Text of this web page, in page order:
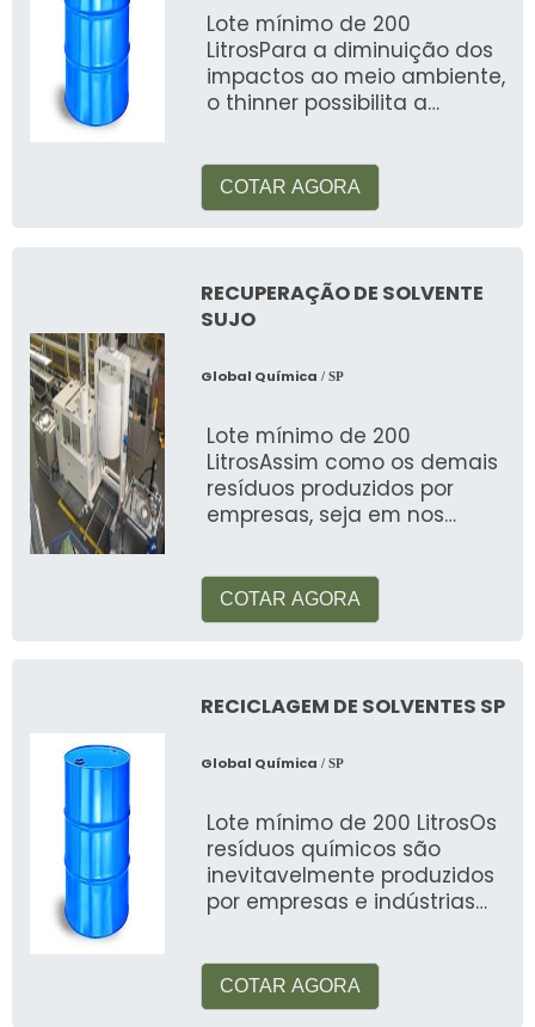
Lote mínimo de 200
LitrosPara a diminuição dos
impactos ao meio ambiente,
o thinner possibilita a
COTAR AGORA
RECUPERAÇÃO DE SOLVENTE
SUJO
Global Química / SP
Lote mínimo de 200
LitrosAssim como os demais
resíduos produzidos por
empresas, seja em nos
COTAR AGORA
RECICLAGEM DE SOLVENTES SP
Global Química / SP
Lote mínimo de 200 LitrosOs
resíduos químicos são
inevitavelmente produzidos
por empresas e indústrias
COTAR AGORA